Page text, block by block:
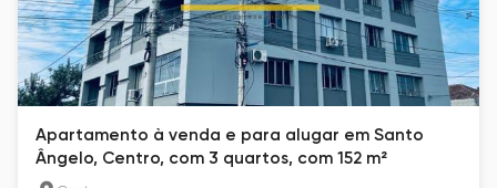
Apartamento à venda e para alugar em Santo
Ângelo, Centro, com 3 quartos, com 152 m²